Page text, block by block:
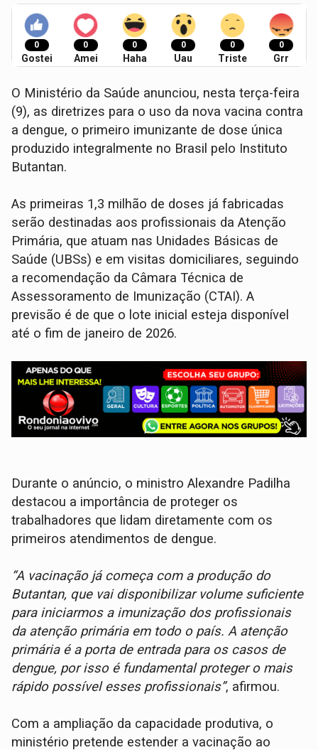
0
Gostei
0
Amei
0
Haha
0
Uau
0
Triste
0
Grr
O Ministério da Saúde anunciou, nesta terça-feira
(9), as diretrizes para o uso da nova vacina contra
a dengue, o primeiro imunizante de dose única
produzido integralmente no Brasil pelo Instituto
Butantan.
As primeiras 1,3 milhão de doses já fabricadas
serão destinadas aos profissionais da Atenção
Primária, que atuam nas Unidades Básicas de
Saúde (UBSs) e em visitas domiciliares, seguindo
a recomendação da Câmara Técnica de
Assessoramento de Imunização (CTAI). A
previsão é de que o lote inicial esteja disponível
até o fim de janeiro de 2026.
Durante o anúncio, o ministro Alexandre Padilha
destacou a importância de proteger os
trabalhadores que lidam diretamente com os
primeiros atendimentos de dengue.
“A vacinação já começa com a produção do
Butantan, que vai disponibilizar volume suficiente
para iniciarmos a imunização dos profissionais
da atenção primária em todo o país. A atenção
primária é a porta de entrada para os casos de
dengue, por isso é fundamental proteger o mais
rápido possível esses profissionais”, afirmou.
Com a ampliação da capacidade produtiva, o
ministério pretende estender a vacinação ao